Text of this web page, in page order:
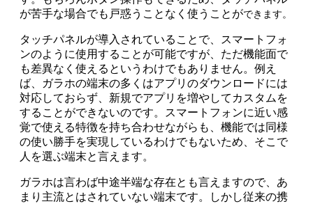
が苦手な場合でも戸惑うことなく使うことができます。
タッチパネルが導入されていることで、スマートフォ
ンのように使用することが可能ですが、ただ機能面で
も差異なく使えるというわけでもありません。例え
ば、ガラホの端末の多くはアプリのダウンロードには
対応しておらず、新規でアプリを増やしてカスタムを
することができないのです。スマートフォンに近い感
覚で使える特徴を持ち合わせながらも、機能では同様
の使い勝手を実現しているわけでもないため、そこで
人を選ぶ端末と言えます。
ガラホは言わば中途半端な存在とも言えますので、あ
まり主流とはされていない端末です。しかし従来の携